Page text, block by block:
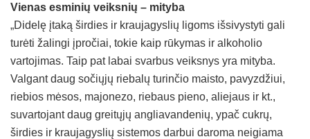
Vienas esminių veiksnių – mityba
„Didelę įtaką širdies ir kraujagyslių ligoms išsivystyti gali
turėti žalingi įpročiai, tokie kaip rūkymas ir alkoholio
vartojimas. Taip pat labai svarbus veiksnys yra mityba.
Valgant daug sočiųjų riebalų turinčio maisto, pavyzdžiui,
riebios mėsos, majonezo, riebaus pieno, aliejaus ir kt.,
suvartojant daug greitųjų angliavandenių, ypač cukrų,
širdies ir kraujagyslių sistemos darbui daroma neigiama